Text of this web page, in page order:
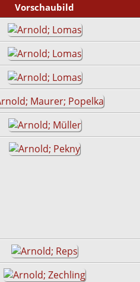
Vorschaubild